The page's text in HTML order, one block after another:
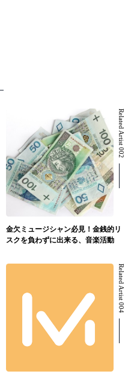
Related Artist 002
金欠ミュージシャン必見！金銭的リ
スクを負わずに出来る、音楽活動
Related Artist 004